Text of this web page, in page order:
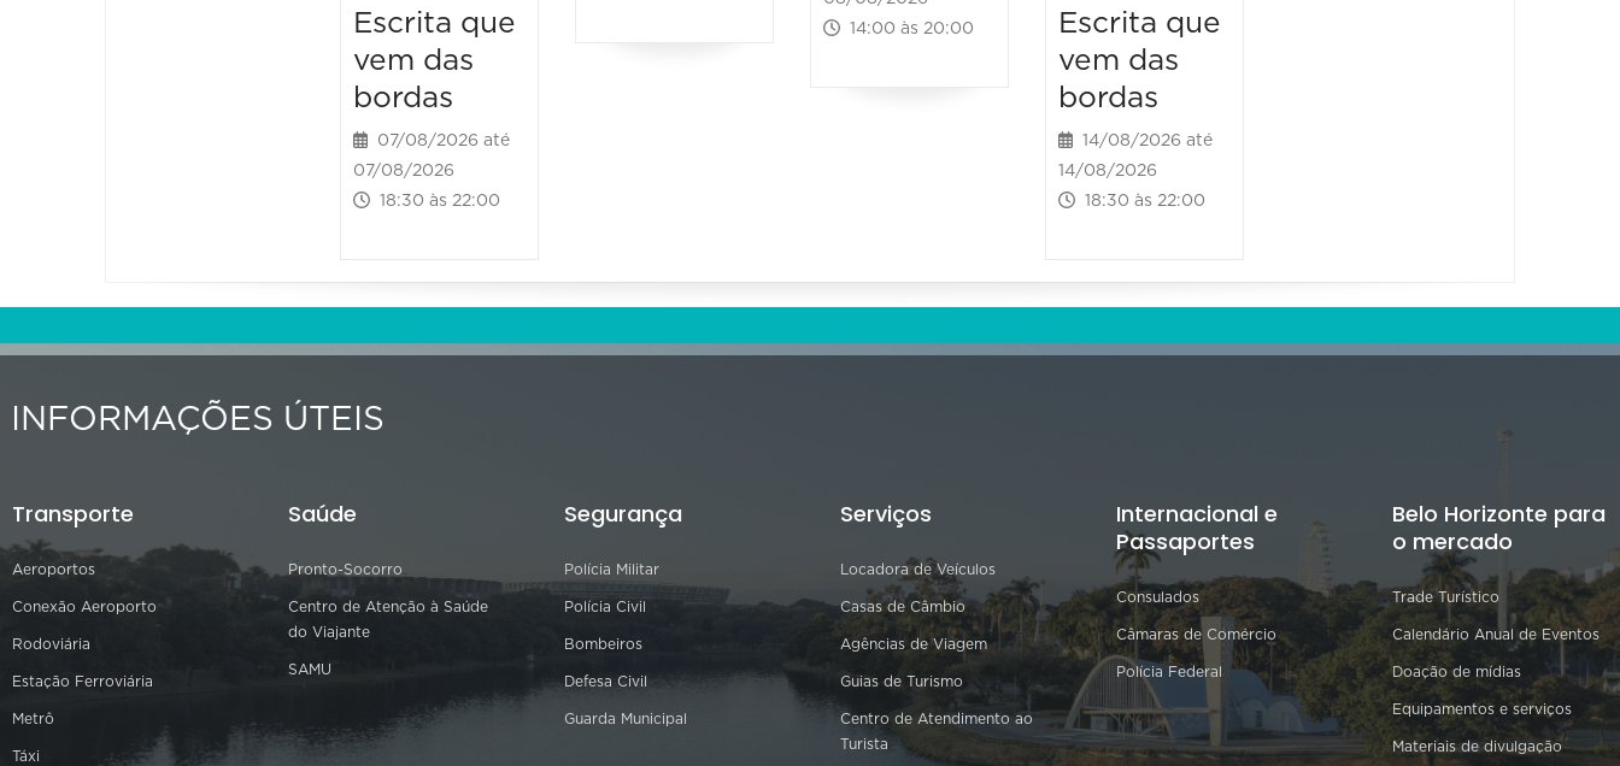
Escrita que
vem das
bordas
07/08/2026 até
07/08/2026
18:30 às 22:00
14:00 às 20:00
Escrita que
vem das
bordas
14/08/2026 até
14/08/2026
18:30 às 22:00
INFORMAÇÕES ÚTEIS
Transporte
Aeroportos
Conexão Aeroporto
Rodoviária
Estação Ferroviária
Metrô
Táxi
Saúde
Pronto-Socorro
Centro de Atenção à Saúde
do Viajante
SAMU
Segurança
Polícia Militar
Polícia Civil
Bombeiros
Defesa Civil
Guarda Municipal
Serviços
Locadora de Veículos
Casas de Câmbio
Agências de Viagem
Guias de Turismo
Centro de Atendimento ao
Turista
Internacional e
Passaportes
Consulados
Câmaras de Comércio
Polícia Federal
Belo Horizonte para
o mercado
Trade Turístico
Calendário Anual de Eventos
Doação de mídias
Equipamentos e serviços
Materiais de divulgação